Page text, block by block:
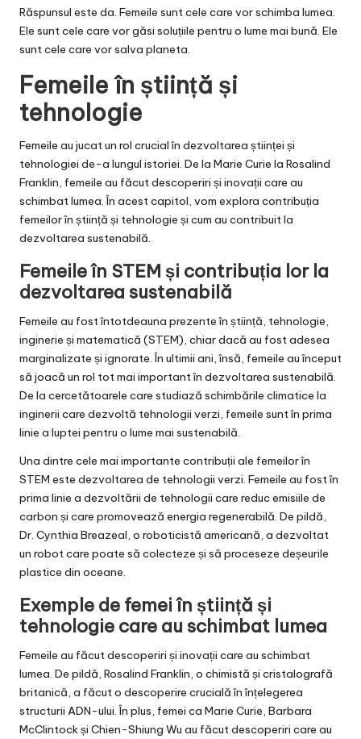
Răspunsul este da. Femeile sunt cele care vor schimba lumea.
Ele sunt cele care vor găsi soluțiile pentru o lume mai bună. Ele
sunt cele care vor salva planeta.
Femeile în știință și
tehnologie
Femeile au jucat un rol crucial în dezvoltarea științei și
tehnologiei de-a lungul istoriei. De la Marie Curie la Rosalind
Franklin, femeile au făcut descoperiri și inovații care au
schimbat lumea. În acest capitol, vom explora contribuția
femeilor în știință și tehnologie și cum au contribuit la
dezvoltarea sustenabilă.
Femeile în STEM și contribuția lor la
dezvoltarea sustenabilă
Femeile au fost întotdeauna prezente în știință, tehnologie,
inginerie și matematică (STEM), chiar dacă au fost adesea
marginalizate și ignorate. În ultimii ani, însă, femeile au început
să joacă un rol tot mai important în dezvoltarea sustenabilă.
De la cercetătoarele care studiază schimbările climatice la
inginerii care dezvoltă tehnologii verzi, femeile sunt în prima
linie a luptei pentru o lume mai sustenabilă.
Una dintre cele mai importante contribuții ale femeilor în
STEM este dezvoltarea de tehnologii verzi. Femeile au fost în
prima linie a dezvoltării de tehnologii care reduc emisiile de
carbon și care promovează energia regenerabilă. De pildă,
Dr. Cynthia Breazeal, o roboticistă americană, a dezvoltat
un robot care poate să colecteze și să proceseze deșeurile
plastice din oceane.
Exemple de femei în știință și
tehnologie care au schimbat lumea
Femeile au făcut descoperiri și inovații care au schimbat
lumea. De pildă, Rosalind Franklin, o chimistă și cristalografă
britanică, a făcut o descoperire crucială în înțelegerea
structurii ADN-ului. În plus, femei ca Marie Curie, Barbara
McClintock și Chien-Shiung Wu au făcut descoperiri care au